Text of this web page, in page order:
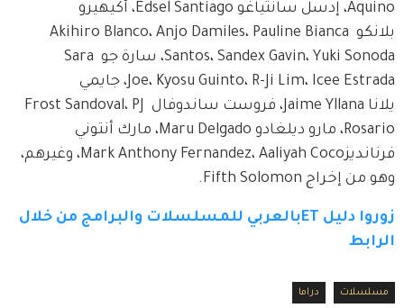
Aquino، إدسل سانتياغو Edsel Santiago، أكيهيرو
بلانكو Akihiro Blanco، Anjo Damiles، Pauline Bianca
Santos، Sandex Gavin، Yuki Sonoda، سارة جو Sara
Joe، Kyosu Guinto، R-Ji Lim، Icee Estrada، جايمي
يلانا Jaime Yllana، فروست ساندوفال Frost Sandoval، PJ
Rosario، مارو ديلغادو Maru Delgado، مارك أنتوني
فرنانديزMark Anthony Fernandez، Aaliyah Coco، وغيرهم،
وهو من إخراج Fifth Solomon.
زوروا دليل ETبالعربي للمسلسلات والبرامج من خلال
الرابط
مسلسلات دراما